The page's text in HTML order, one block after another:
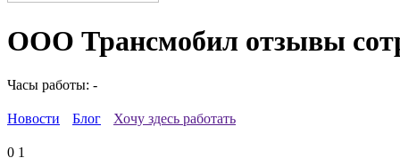
ООО Трансмобил отзывы
Часы работы: -
Новости Блог Хочу здесь работать
0 1